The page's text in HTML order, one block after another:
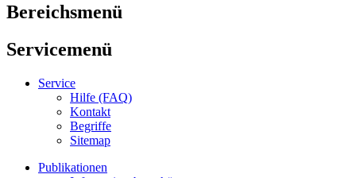
Bereichsmenü
Servicemenü
Service
Hilfe (FAQ)
Kontakt
Begriffe
Sitemap
Publikationen